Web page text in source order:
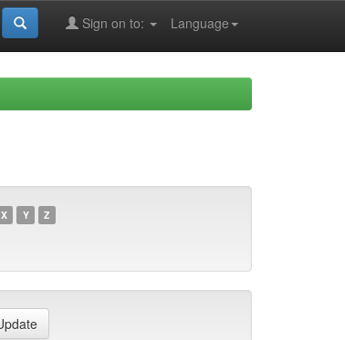
Language
Sign on to:
X Y Z